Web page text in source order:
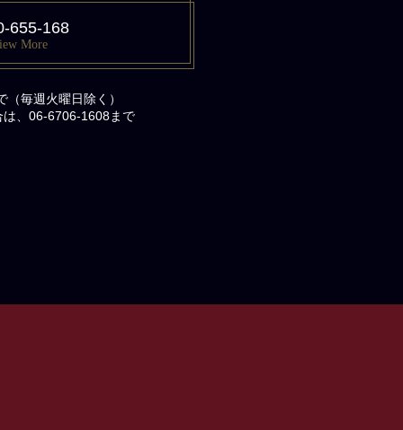
655-168
More
（毎週火曜日除く）
は、06-6706-1608まで